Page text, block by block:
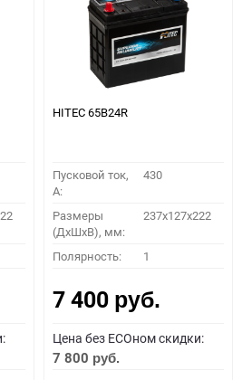
HITEC 65B24R
Пусковой ток,
A:
430
Размеры
(ДхШхВ), мм:
237x127x222
Полярность: 1
7 400 руб.
Цена без ECOном скидки:
7 800 руб.